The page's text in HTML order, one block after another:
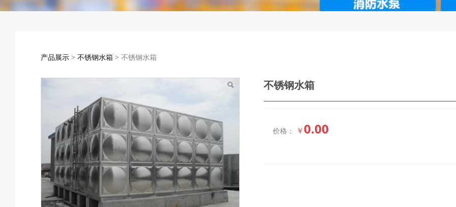
产品展示> 不锈钢水箱> 不锈钢水箱
不锈钢水箱
价格： ￥0.00